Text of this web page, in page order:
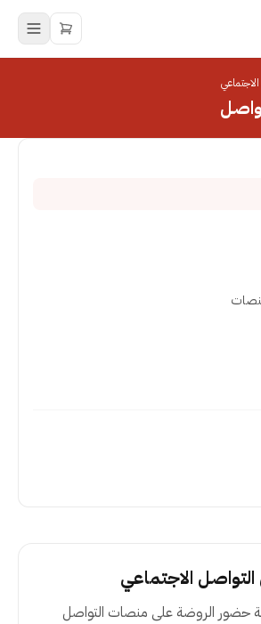
الاجتماعي
حضور الروضة على منصات التواصل